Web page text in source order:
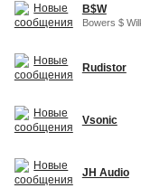
B$W
Bowers $
Rudistor
Vsonic
JH Audio